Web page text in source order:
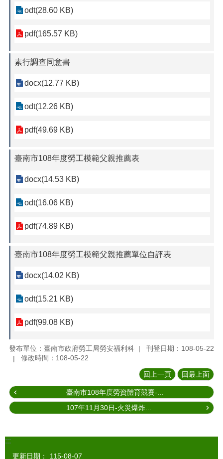
odt(28.60 KB)
pdf(165.57 KB)
素行調查同意書
docx(12.77 KB)
odt(12.26 KB)
pdf(49.69 KB)
臺南市108年度勞工模範父親推薦表
docx(14.53 KB)
odt(16.06 KB)
pdf(74.89 KB)
臺南市108年度勞工模範父親推薦單位自評表
docx(14.02 KB)
odt(15.21 KB)
pdf(99.08 KB)
發布單位：臺南市政府勞工局勞安福利科
刊登日期：108-05-22
修改時間：108-05-22
回上一頁 回最上面
臺南市108年度勞資體育競賽-...
107年11月30日-火災爆炸...
:::
更新日期： 115-08-07